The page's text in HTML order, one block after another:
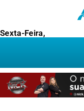
Sexta-Feira,